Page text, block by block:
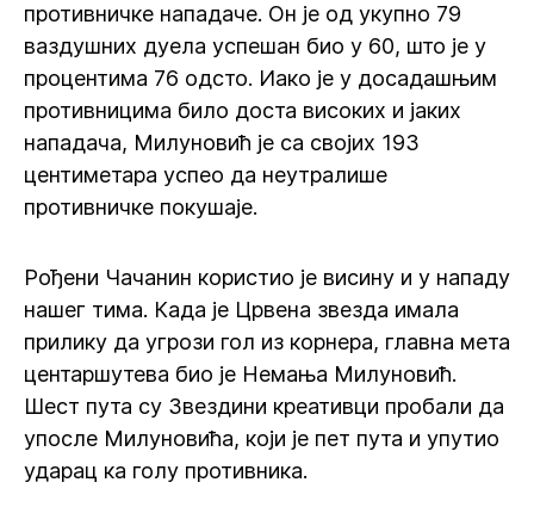
противничке нападаче. Он је од укупно 79
ваздушних дуела успешан био у 60, што је у
процентима 76 одсто. Иако је у досадашњим
противницима било доста високих и јаких
нападача, Милуновић је са својих 193
центиметара успео да неутралише
противничке покушаје.
Рођени Чачанин користио је висину и у нападу
нашег тима. Када је Црвена звезда имала
прилику да угрози гол из корнера, главна мета
центаршутева био је Немања Милуновић.
Шест пута су Звездини креативци пробали да
упосле Милуновића, који је пет пута и упутио
ударац ка голу противника.